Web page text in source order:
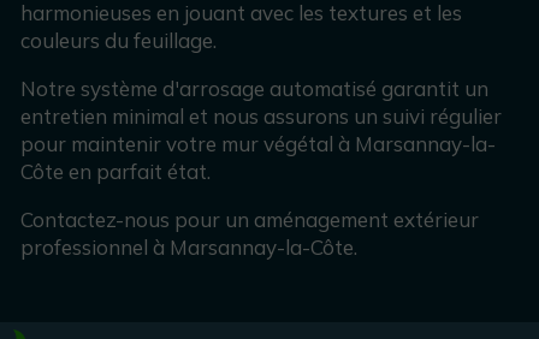
harmonieuses en jouant avec les textures et les
couleurs du feuillage.
Notre système d'arrosage automatisé garantit un
entretien minimal et nous assurons un suivi régulier
pour maintenir votre mur végétal à Marsannay-la-
Côte en parfait état.
Contactez-nous pour un aménagement extérieur
professionnel à Marsannay-la-Côte.